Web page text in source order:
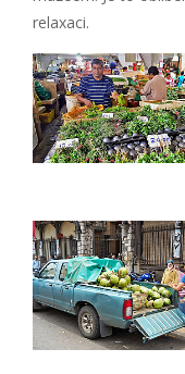
relaxaci.